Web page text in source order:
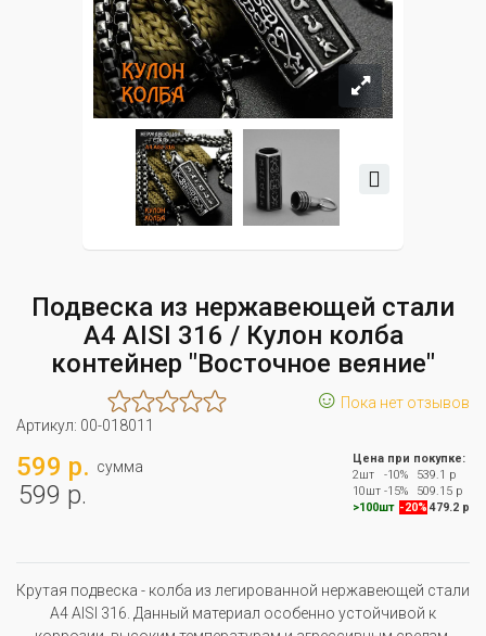
Подвеска из нержавеющей стали
А4 AISI 316 / Кулон колба
контейнер "Восточное веяние"
☺ Пока нет отзывов
Артикул: 00-018011
599 р. сумма
599 р.
Цена при покупке:
2шт
-10%
539.1 р
10шт -15%
509.15 р
>100шт -20% 479.2 р
Крутая подвеска - колба из легированной нержавеющей стали
А4 AISI 316. Данный материал особенно устойчивой к